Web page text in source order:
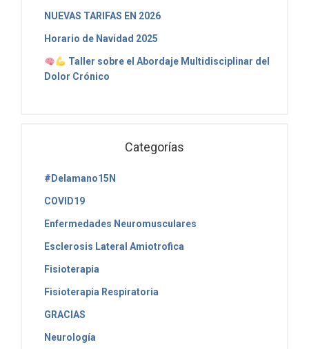
NUEVAS TARIFAS EN 2026
Horario de Navidad 2025
Taller sobre el Abordaje Multidisciplinar del
Dolor Crónico
Categorías
#Delamano15N
COVID19
Enfermedades Neuromusculares
Esclerosis Lateral Amiotrofica
Fisioterapia
Fisioterapia Respiratoria
GRACIAS
Neurología